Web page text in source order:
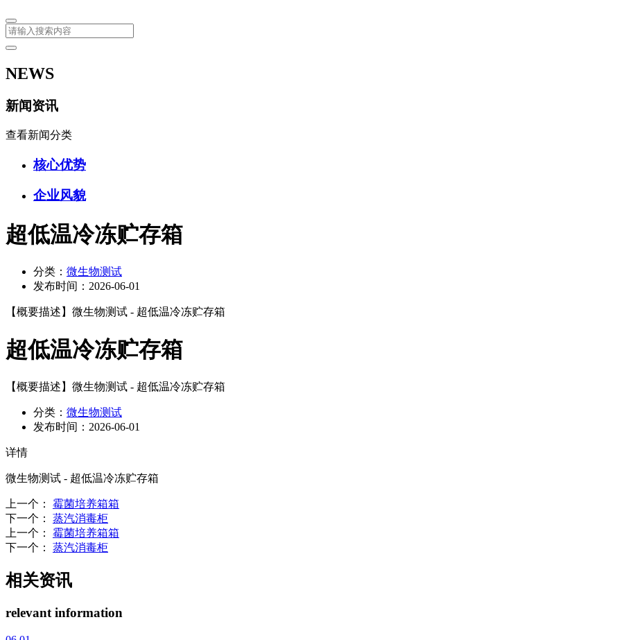
NEWS
新闻资讯
查看新闻分类
核心优势
企业风貌
超低温冷冻贮存箱
分类： 微生物测试
发布时间： 2026-06-01
【概要描述】 微生物测试 - 超低温冷冻贮存箱
超低温冷冻贮存箱
【概要描述】 微生物测试 - 超低温冷冻贮存箱
分类： 微生物测试
发布时间： 2026-06-01
详情
微生物测试 - 超低温冷冻贮存箱
上一个 ：
霉菌培养箱箱
下一个 ：
蒸汽消毒柜
上一个 ：
霉菌培养箱箱
下一个 ： 蒸汽消毒柜
相关资讯
relevant information